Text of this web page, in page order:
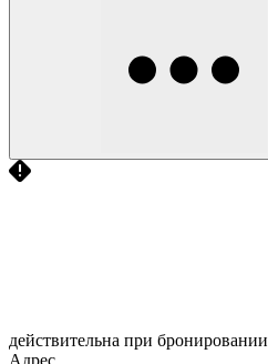
действительна при бронировании
Адрес